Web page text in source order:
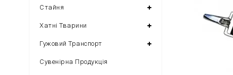
Стайня
Хатні Тварини
Гужовий Транспорт
Сувенірна Продукція